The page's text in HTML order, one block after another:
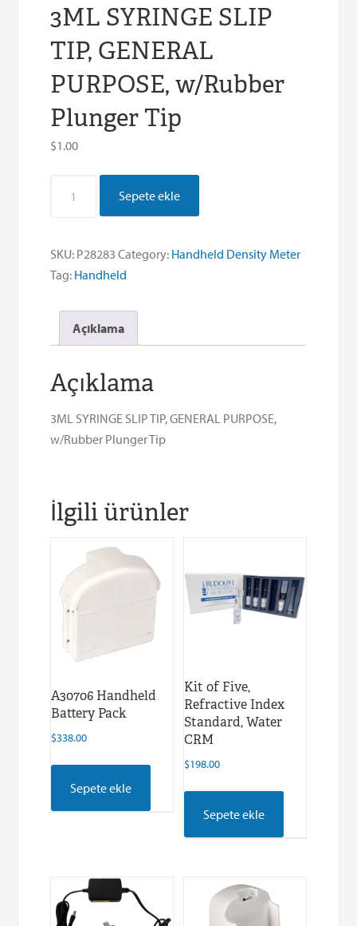
3ML SYRINGE SLIP
TIP, GENERAL
PURPOSE, w/Rubber
Plunger Tip
$1.00
SYRINGE
TIP,
GENERAL
w/Rubber
Plunger
Tip
quantity
Sepete ekle
SKU: P28283 Category: Handheld Density Meter
Tag: Handheld
Açıklama
Açıklama
3ML SYRINGE SLIP TIP, GENERAL PURPOSE,
w/Rubber Plunger Tip
İlgili ürünler
A30706 Handheld
Battery Pack
$338.00
Sepete ekle
Kit of Five,
Refractive Index
Standard, Water
CRM
$198.00
Sepete ekle